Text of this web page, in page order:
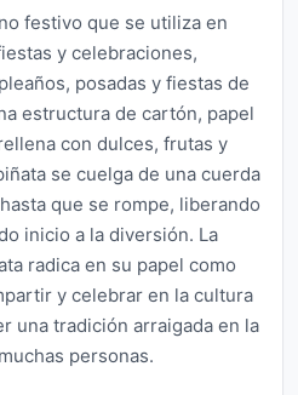
festivo que se utiliza en
y celebraciones,
posadas y fiestas de
estructura de cartón, papel
con dulces, frutas y
se cuelga de una cuerda
que se rompe, liberando
inicio a la diversión. La
radica en su papel como
y celebrar en la cultura
una tradición arraigada en la
personas.